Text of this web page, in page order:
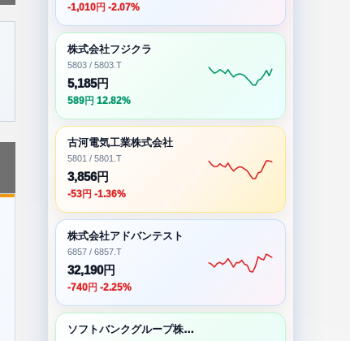
-1,010円 -2.07%
株式会社フジクラ
5803 / 5803.T
5,185円
589円 12.82%
古河電気工業株式会社
5801 / 5801.T
3,856円
-53円 -1.36%
株式会社アドバンテスト
6857 / 6857.T
32,190円
-740円 -2.25%
ソフトバンクグループ株式会社